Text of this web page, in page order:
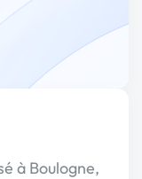
à Boulogne,